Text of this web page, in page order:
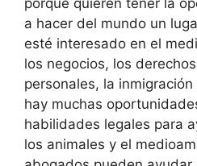
porque quieren tener la
a hacer del mundo un
esté interesado en el
los negocios, los
personales, la
hay muchas
habilidades legales para
los animales y el